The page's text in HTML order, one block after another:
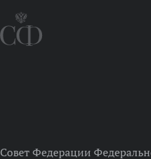
Совет Федерации